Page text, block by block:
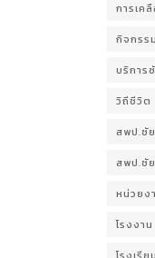
การเค
กิจกรรม
บริการ
วิถีชีวิต
สพป.ชั
สพป.ชั
หน่วยง
โรงงาน